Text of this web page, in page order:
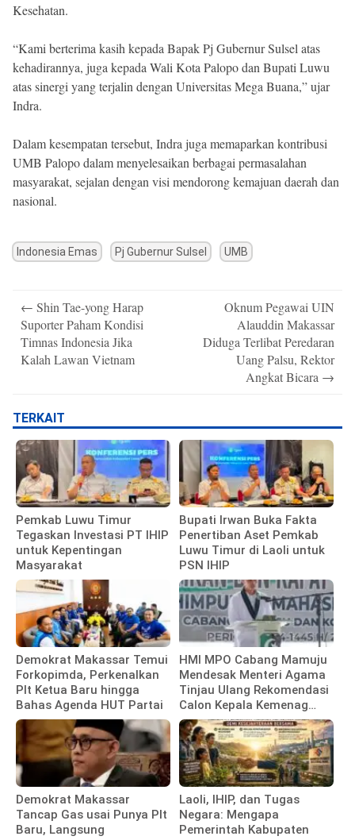
Kesehatan.
“Kami berterima kasih kepada Bapak Pj Gubernur Sulsel atas
kehadirannya, juga kepada Wali Kota Palopo dan Bupati Luwu
atas sinergi yang terjalin dengan Universitas Mega Buana,” ujar
Indra.
Dalam kesempatan tersebut, Indra juga memaparkan kontribusi
UMB Palopo dalam menyelesaikan berbagai permasalahan
masyarakat, sejalan dengan visi mendorong kemajuan daerah dan
nasional.
Indonesia Emas Pj Gubernur Sulsel UMB
navigation
← Shin Tae-yong Harap
Suporter Paham Kondisi
Timnas Indonesia Jika
Kalah Lawan Vietnam
Oknum Pegawai UIN
Alauddin Makassar
Diduga Terlibat Peredaran
Uang Palsu, Rektor
Angkat Bicara →
TERKAIT
Pemkab Luwu Timur
Tegaskan Investasi PT IHIP
untuk Kepentingan
Masyarakat
Bupati Irwan Buka Fakta
Penertiban Aset Pemkab
Luwu Timur di Laoli untuk
PSN IHIP
Demokrat Makassar Temui
Forkopimda, Perkenalkan
Plt Ketua Baru hingga
Bahas Agenda HUT Partai
HMI MPO Cabang Mamuju
Mendesak Menteri Agama
Tinjau Ulang Rekomendasi
Calon Kepala Kemenag
Polewali Mandar
Demokrat Makassar
Tancap Gas usai Punya Plt
Baru, Langsung
Laoli, IHIP, dan Tugas
Negara: Mengapa
Pemerintah Kabupaten